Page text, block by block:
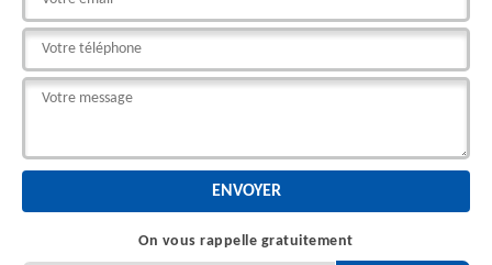
On vous rappelle gratuitement